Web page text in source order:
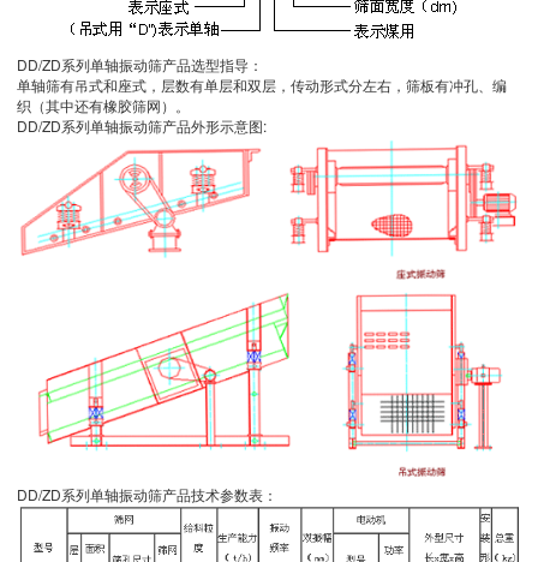
DD/ZD系列单轴振动筛产品选型指导：
单轴筛有吊式和座式，层数有单层和双层，传动形式分左右，筛板有冲孔、编
织（其中还有橡胶筛网）。
DD/ZD系列单轴振动筛产品外形示意图:
DD/ZD系列单轴振动筛产品技术参数表：